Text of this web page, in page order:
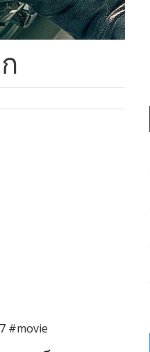
#movie